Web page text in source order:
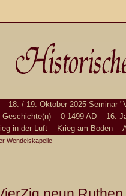
18. / 19. Oktober 2025 Seminar
Geschichte(n) 0-1499 AD
16.
in der Luft Krieg am Boden
Wendelskapelle